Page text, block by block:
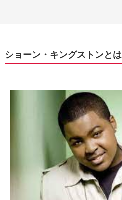
ショーン・キングストンとは